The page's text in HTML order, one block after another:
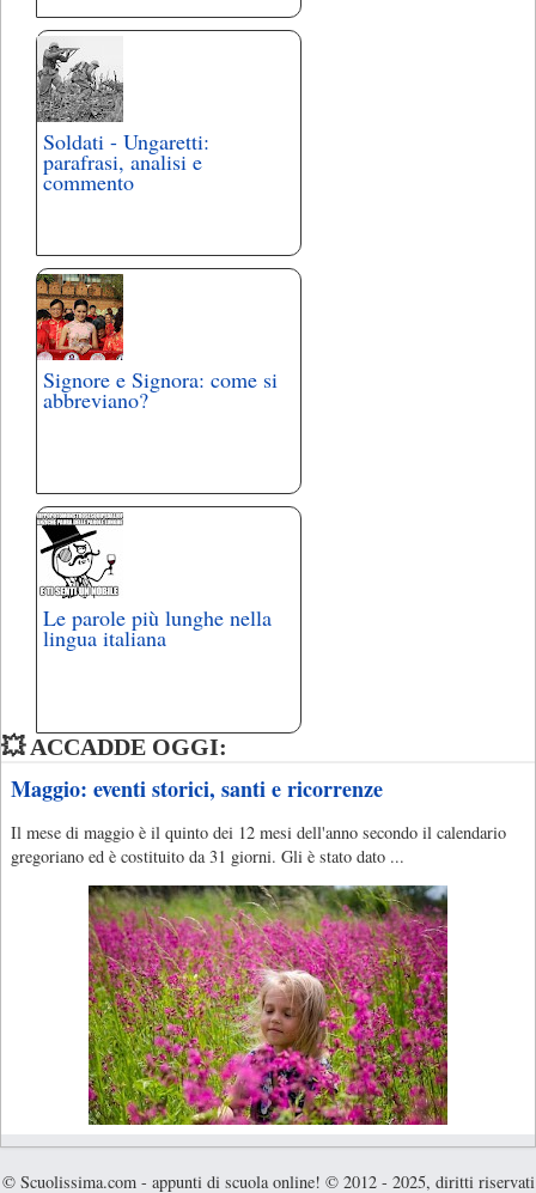
Soldati - Ungaretti:
parafrasi, analisi e
commento
Signore e Signora: come si
abbreviano?
Le parole più lunghe nella
lingua italiana
💥 ACCADDE OGGI:
Maggio: eventi storici, santi e ricorrenze
Il mese di maggio è il quinto dei 12 mesi dell'anno secondo il calendario
gregoriano ed è costituito da 31 giorni. Gli è stato dato ...
© Scuolissima.com - appunti di scuola online! © 2012 - 2025, diritti riservati